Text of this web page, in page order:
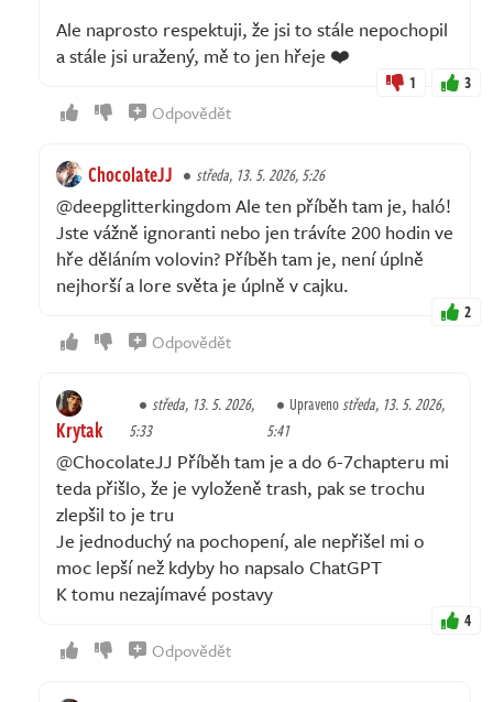
Ale naprosto respektuji, že jsi to stále nepochopil
a stále jsi uražený, mě to jen hřeje ❤️
1 3
Odpovědět
ChocolateJJ středa, 13. 5. 2026, 5:26
@deepglitterkingdom Ale ten příběh tam je, haló!
Jste vážně ignoranti nebo jen trávíte 200 hodin ve
hře děláním volovin? Příběh tam je, není úplně
nejhorší a lore světa je úplně v cajku.
2
Odpovědět
Krytak
středa, 13. 5. 2026,
5:33
Upravenostředa, 13. 5. 2026,
5:41
@ChocolateJJ Příběh tam je a do 6-7chapteru mi
teda přišlo, že je vyloženě trash, pak se trochu
zlepšil to je tru
Je jednoduchý na pochopení, ale nepřišel mi o
moc lepší než kdyby ho napsalo ChatGPT
K tomu nezajímavé postavy
4
Odpovědět